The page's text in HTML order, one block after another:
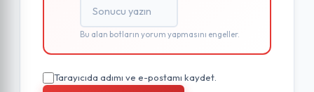
Bu alan botların yorum yapmasını engeller.
Tarayıcıda adımı ve e-postamı kaydet.